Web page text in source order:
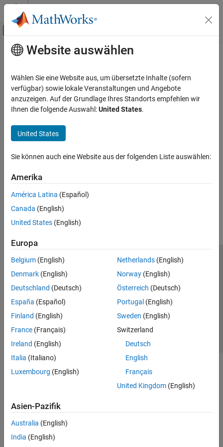
Weiter zum Inhalt
Umschaltung für Off-Canvas-
Startseite der Dokumentation
Hauptinhalt
How useful was this information?
Website auswählen
Wählen Sie eine Website aus, um übersetzte Inhalte (sofern
verfügbar) sowie lokale Veranstaltungen und Angebote
anzuzeigen. Auf der Grundlage Ihres Standorts empfehlen wir
Ihnen die folgende Auswahl:United States.
United States
Sie können auch eine Website aus der folgenden Liste auswählen:
Amerika
América Latina (Español)
Canada (English)
United States (English)
Europa
Belgium (English)
Denmark (English)
Deutschland (Deutsch)
España (Español)
Finland (English)
France (Français)
Ireland (English)
Italia (Italiano)
Luxembourg (English)
Netherlands(English)
Norway(English)
Österreich (Deutsch)
Portugal (English)
Sweden (English)
Switzerland
Deutsch
English
Français
United Kingdom(English)
Asien-Pazifik
Australia (English)
India (English)
Trust Center
Datenschutz-Richtlinien
Datendiebstahl verhindern
Status von Anwendungen
© 1994-2026 The MathWorks, Inc.
Website auswählen
Deutschland